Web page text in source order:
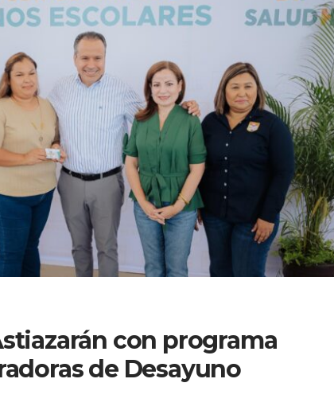
con programa
de Desayuno